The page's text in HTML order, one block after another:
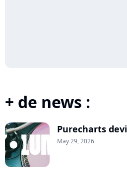
+ de news :
Purecharts
May 29, 2026